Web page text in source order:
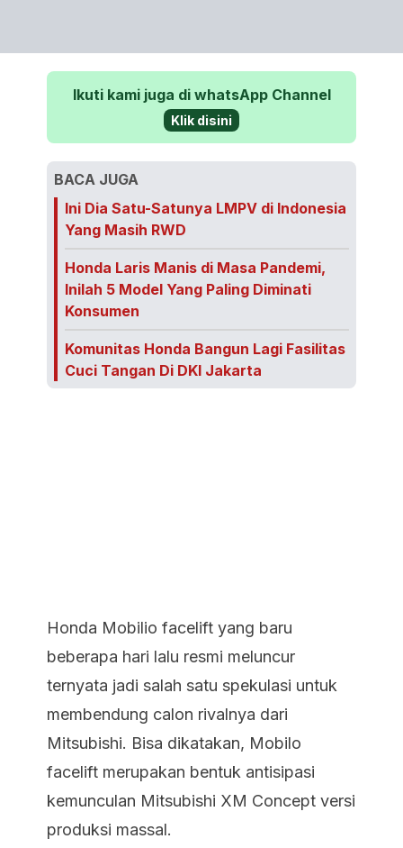
Ikuti kami juga di whatsApp Channel
Klik disini
BACA JUGA
Ini Dia Satu-Satunya LMPV di Indonesia
Yang Masih RWD
Honda Laris Manis di Masa Pandemi,
Inilah 5 Model Yang Paling Diminati
Konsumen
Komunitas Honda Bangun Lagi Fasilitas
Cuci Tangan Di DKI Jakarta
Honda Mobilio facelift yang baru
beberapa hari lalu resmi meluncur
ternyata jadi salah satu spekulasi untuk
membendung calon rivalnya dari
Mitsubishi. Bisa dikatakan, Mobilo
facelift merupakan bentuk antisipasi
kemunculan Mitsubishi XM Concept versi
produksi massal.